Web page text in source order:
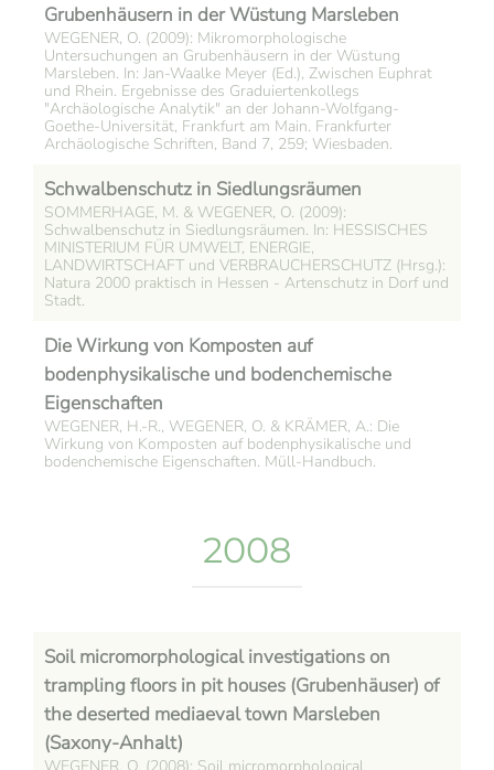
Grubenhäusern in der Wüstung Marsleben
WEGENER, O. (2009): Mikromorphologische
Untersuchungen an Grubenhäusern in der Wüstung
Marsleben. In: Jan-Waalke Meyer (Ed.), Zwischen Euphrat
und Rhein. Ergebnisse des Graduiertenkollegs
"Archäologische Analytik" an der Johann-Wolfgang-
Goethe-Universität, Frankfurt am Main. Frankfurter
Archäologische Schriften, Band 7, 259; Wiesbaden.
Schwalbenschutz in Siedlungsräumen
SOMMERHAGE, M. & WEGENER, O. (2009):
Schwalbenschutz in Siedlungsräumen. In: HESSISCHES
MINISTERIUM FÜR UMWELT, ENERGIE,
LANDWIRTSCHAFT und VERBRAUCHERSCHUTZ (Hrsg.):
Natura 2000 praktisch in Hessen - Artenschutz in Dorf und
Stadt.
Die Wirkung von Komposten auf
bodenphysikalische und bodenchemische
Eigenschaften
WEGENER, H.-R., WEGENER, O. & KRÄMER, A.: Die
Wirkung von Komposten auf bodenphysikalische und
bodenchemische Eigenschaften. Müll-Handbuch.
2008
Soil micromorphological investigations on
trampling floors in pit houses (Grubenhäuser) of
the deserted mediaeval town Marsleben
(Saxony-Anhalt)